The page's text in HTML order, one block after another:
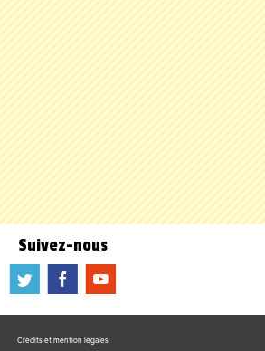
Suivez-nous
a b f
Crédits et mention légales